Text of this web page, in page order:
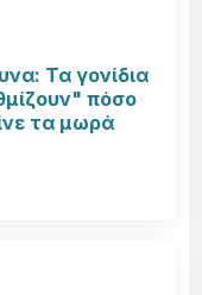
Τα γονίδια
πόσο
τα μωρά